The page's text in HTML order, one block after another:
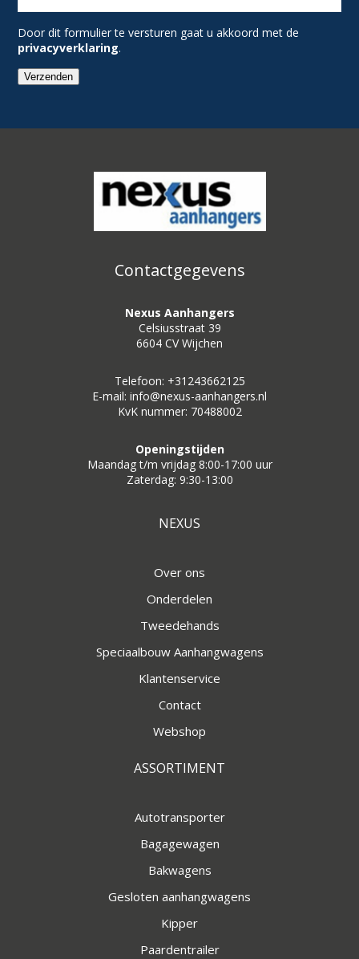
Door dit formulier te versturen gaat u akkoord met de
privacyverklaring.
Verzenden
Contactgegevens
Nexus Aanhangers
Celsiusstraat 39
6604 CV Wijchen
Telefoon: +31243662125
E-mail: info@nexus-aanhangers.nl
KvK nummer: 70488002
Openingstijden
Maandag t/m vrijdag 8:00-17:00 uur
Zaterdag: 9:30-13:00
NEXUS
Over ons
Onderdelen
Tweedehands
Speciaalbouw Aanhangwagens
Klantenservice
Contact
Webshop
ASSORTIMENT
Autotransporter
Bagagewagen
Bakwagens
Gesloten aanhangwagens
Kipper
Paardentrailer